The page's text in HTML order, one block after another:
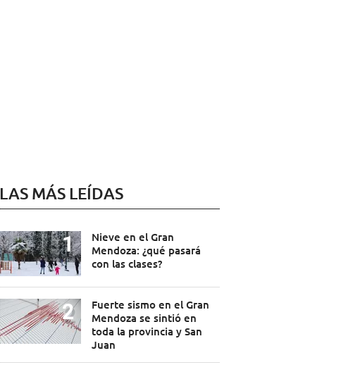
LAS MÁS LEÍDAS
Nieve en el Gran
Mendoza: ¿qué pasará
con las clases?
Fuerte sismo en el Gran
Mendoza se sintió en
toda la provincia y San
Juan